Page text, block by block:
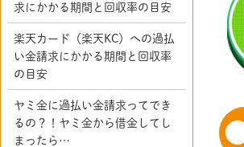
求にかかる期間と回収率の目安
楽天カード（楽天KC）への過払
い金請求にかかる期間と回収率
の目安
ヤミ金に過払い金請求ってでき
るの？！ヤミ金から借金してし
まったら…